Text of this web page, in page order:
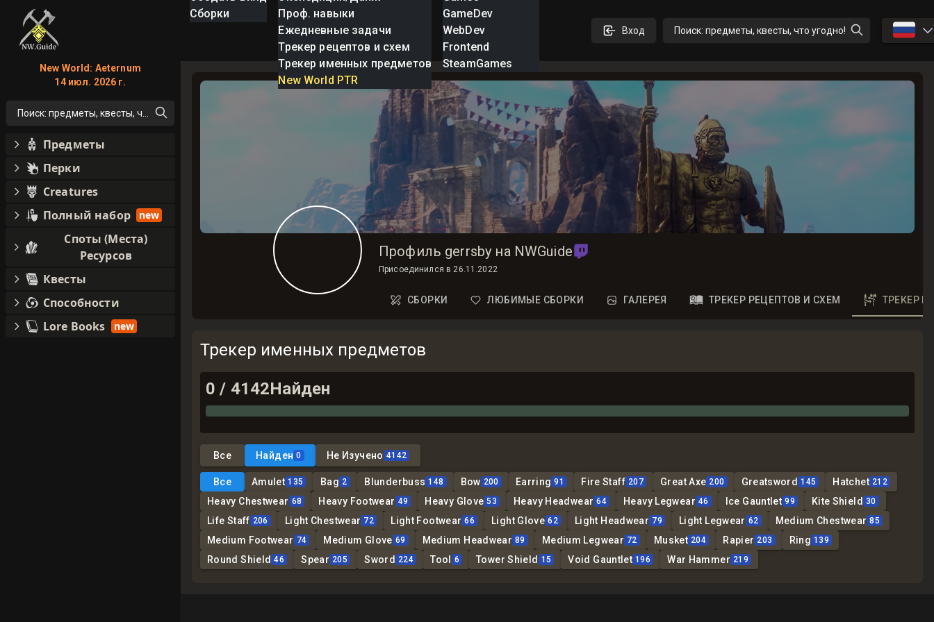
Сборки
Проф. навыки
Ежедневные задачи
Трекер рецептов и схем
Трекер именных предметов
New World PTR
GameDev
WebDev
Frontend
SteamGames
Вход Поиск: предметы, квесты, что угодно! 🇷🇺
Профиль gerrsby на NWGuide
Присоединился в 26.11.2022
СБОРКИ ЛЮБИМЫЕ СБОРКИ ГАЛЕРЕЯ ТРЕКЕР РЕЦЕПТОВ И СХЕМ ТРЕКЕР
Трекер именных предметов
0 / 4142Найден
Все Найден 0 Не Изучено 4142
Все Amulet 135 Bag 2 Blunderbuss 148 Bow 200 Earring 91 Fire Staff 207 Great Axe 200 Greatsword 145 Hatchet 212
Heavy Chestwear 68 Heavy Footwear 49 Heavy Glove 53 Heavy Headwear 64 Heavy Legwear 46 Ice Gauntlet 99 Kite Shield 30
Life Staff 206 Light Chestwear 72 Light Footwear 66 Light Glove 62 Light Headwear 79 Light Legwear 62 Medium Chestwear 85
Medium Footwear 74 Medium Glove 69 Medium Headwear 89 Medium Legwear 72 Musket 204 Rapier 203 Ring 139
Round Shield 46 Spear 205 Sword 224 Tool 6 Tower Shield 15 Void Gauntlet 196 War Hammer 219
New World: Aeternum
14 июл. 2026 г.
Поиск: предметы, квесты, что угодно!
Предметы
Перки
Creatures
Полный набор
new
Споты (Места)
Ресурсов
Квесты
Способности
Lore Books
new